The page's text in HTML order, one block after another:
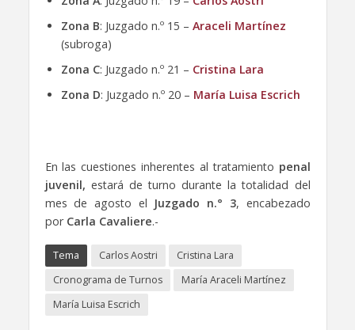
Zona B: Juzgado n.º 15 – Araceli Martínez
(subroga)
Zona C: Juzgado n.º 21 – Cristina Lara
Zona D: Juzgado n.º 20 – María Luisa Escrich
En las cuestiones inherentes al tratamiento penal
juvenil, estará de turno durante la totalidad del
mes de agosto el Juzgado n.° 3, encabezado
por Carla Cavaliere.-
Tema Carlos Aostri
Cristina Lara
Cronograma de Turnos
María Araceli Martínez
María Luisa Escrich